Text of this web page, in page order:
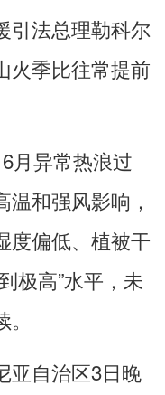
法总理勒科尔
火季比往常提前
异常热浪过
和强风影响，
度偏低、植被干
极高”水平，未
自治区3日晚